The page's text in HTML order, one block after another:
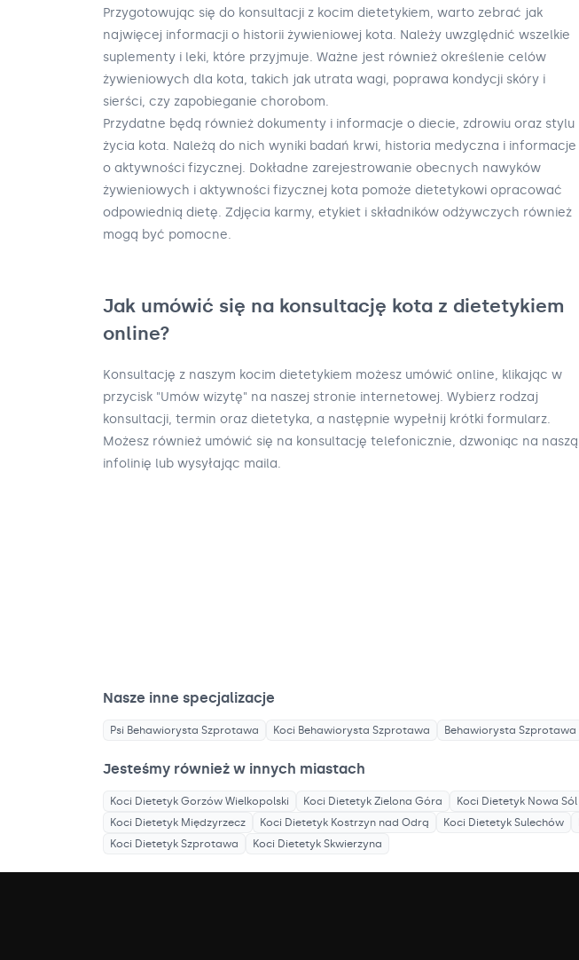
Przygotowując się do konsultacji z kocim dietetykiem, warto zebrać jak
najwięcej informacji o historii żywieniowej kota. Należy uwzględnić wszelkie
suplementy i leki, które przyjmuje. Ważne jest również określenie celów
żywieniowych dla kota, takich jak utrata wagi, poprawa kondycji skóry i
sierści, czy zapobieganie chorobom.
Przydatne będą również dokumenty i informacje o diecie, zdrowiu oraz stylu
życia kota. Należą do nich wyniki badań krwi, historia medyczna i informacje
o aktywności fizycznej. Dokładne zarejestrowanie obecnych nawyków
żywieniowych i aktywności fizycznej kota pomoże dietetykowi opracować
odpowiednią dietę. Zdjęcia karmy, etykiet i składników odżywczych również
mogą być pomocne.
Jak umówić się na konsultację kota z dietetykiem
online?
Konsultację z naszym kocim dietetykiem możesz umówić online, klikając w
przycisk "Umów wizytę" na naszej stronie internetowej. Wybierz rodzaj
konsultacji, termin oraz dietetyka, a następnie wypełnij krótki formularz.
Możesz również umówić się na konsultację telefonicznie, dzwoniąc na naszą
infolinię lub wysyłając maila.
Nasze inne specjalizacje
Psi Behawiorysta Szprotawa Koci Behawiorysta Szprotawa Behawiorysta Szprotawa
Jesteśmy również w innych miastach
Koci Dietetyk Gorzów Wielkopolski Koci Dietetyk Zielona Góra Koci Dietetyk Nowa Sól
Koci Dietetyk Międzyrzecz Koci Dietetyk Kostrzyn nad Odrą Koci Dietetyk Sulechów
Koci Dietetyk Szprotawa Koci Dietetyk Skwierzyna